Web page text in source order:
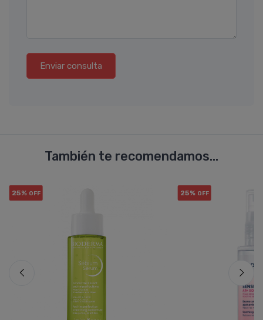
Enviar consulta
También te recomendamos...
25% OFF 25% OFF